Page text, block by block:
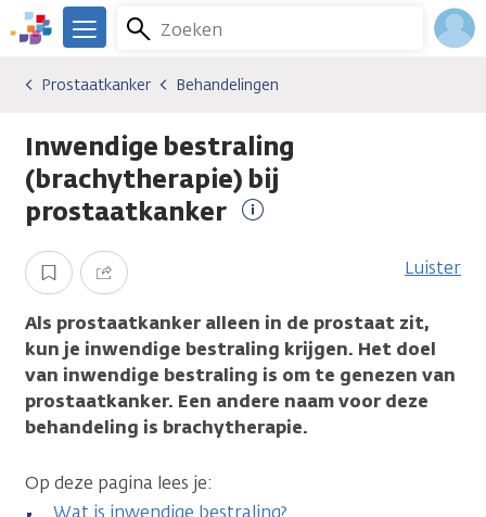
Overslaan
en
gaan
We
er
je.
Kanker.nl
Zoeken
Menu
Kankersoorten
Prostaatkanker
Behandelingen
Prostaatkanker Behandelingen
Inwendige bestraling
(brachytherapie) bij
prostaatkanker
Opslaan Delen Luister
Als prostaatkanker alleen in de prostaat zit,
kun je inwendige bestraling krijgen. Het doel
van inwendige bestraling is om te genezen van
prostaatkanker. Een andere naam voor deze
behandeling is brachytherapie.
Op deze pagina lees je:
Wat is inwendige bestraling?